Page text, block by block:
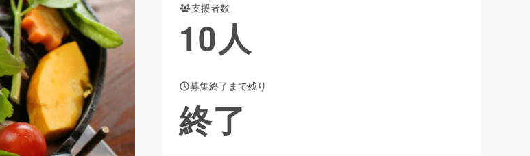
ビューティー・ヘルスケア
for Social GoodCAMPFIRE Creation
ふるさと納税machi-ya コミュニティ
支援者数
10人
募集終了まで残り
終了